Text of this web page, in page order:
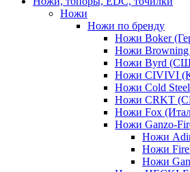
Ножи
Ножи по бренду
Ножи Boker
Ножи
Ножи Byrd
Ножи CIVIVI
Ножи Cold
Ножи CRKT
Ножи Fox
Ножи Ganzo-
Ножи
Ножи
Ножи